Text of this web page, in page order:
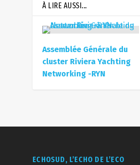
À LIRE AUSSI...
Assemblée Générale du
cluster Riviera Yachting
Networking -RYN
ECHOSUD, L’ECHO DE L’ECO